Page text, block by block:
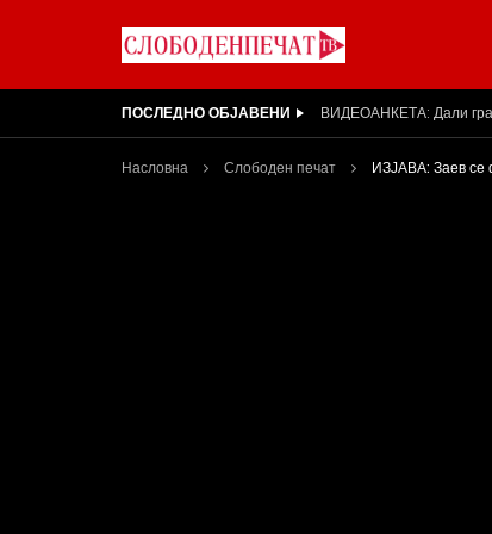
ПОСЛЕДНО ОБЈАВЕНИ Вести на „Слободен
Насловна Слободен печат ИЗЈАВА: Заев се